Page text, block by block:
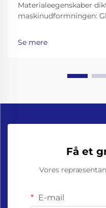
Materialeegenskaber
maskinudformningen:
og præcisionsgrebere til
Se mere
Få et
Vores
E-mail